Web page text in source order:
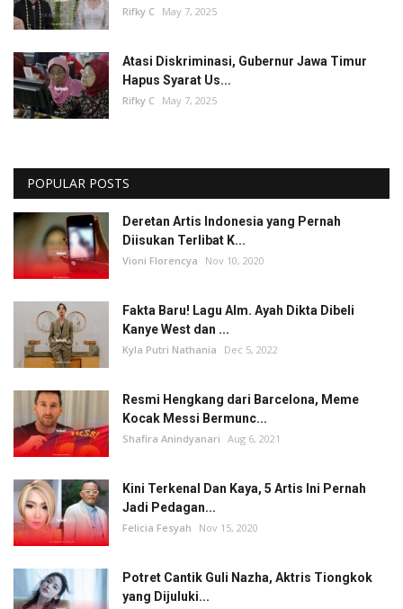
Rifky C May 7, 2025
Atasi Diskriminasi, Gubernur Jawa Timur
Hapus Syarat Us...
Rifky C May 7, 2025
POPULAR POSTS
Deretan Artis Indonesia yang Pernah
Diisukan Terlibat K...
Vioni Florencya Nov 10, 2020
Fakta Baru! Lagu Alm. Ayah Dikta Dibeli
Kanye West dan ...
Kyla Putri Nathania Dec 5, 2022
Resmi Hengkang dari Barcelona, Meme
Kocak Messi Bermunc...
Shafira Anindyanari Aug 6, 2021
Kini Terkenal Dan Kaya, 5 Artis Ini Pernah
Jadi Pedagan...
Felicia Fesyah Nov 15, 2020
Potret Cantik Guli Nazha, Aktris Tiongkok
yang Dijuluki...